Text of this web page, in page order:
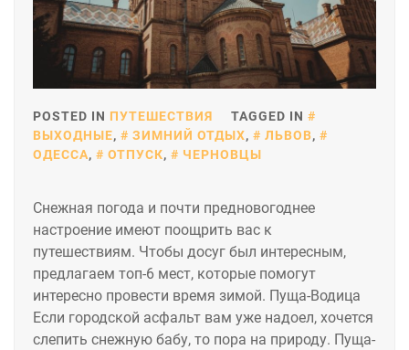
POSTED IN ПУТЕШЕСТВИЯ
TAGGED IN
ВЫХОДНЫЕ, ЗИМНИЙ ОТДЫХ, ЛЬВОВ,
ОДЕССА, ОТПУСК, ЧЕРНОВЦЫ
Снежная погода и почти предновогоднее
настроение имеют поощрить вас к
путешествиям. Чтобы досуг был интересным,
предлагаем топ-6 мест, которые помогут
интересно провести время зимой. Пуща-Водица
Если городской асфальт вам уже надоел, хочется
слепить снежную бабу, то пора на природу. Пуща-